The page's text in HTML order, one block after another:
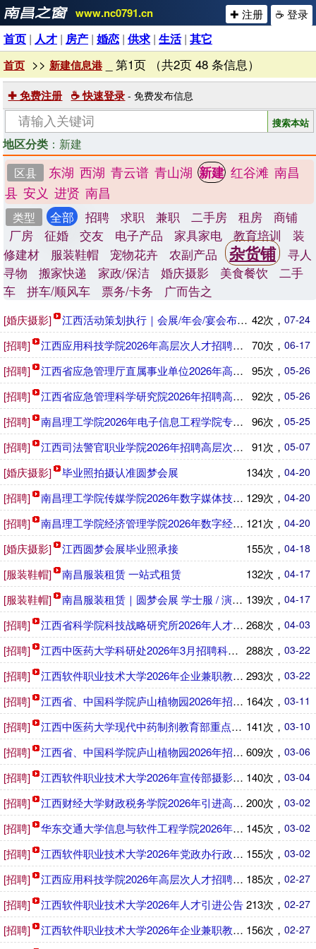
www.nc0791.cn ☕ 登录
✚ 注册
首页 | 人才 | 房产 | 婚恋 | 供求| 生活| 其它
首页 >> 新建信息港_ 第1页 （共2页 48 条信息）
✚ 免费注册 ☕ 快速登录 - 免费发布信息
地区分类 ：新建
区县
东湖 西湖 青云谱 青山湖 新建 红谷滩 南昌
县 安义 进贤 南昌
类型 全部 招聘 求职 兼职 二手房 租房
商铺
厂房
征婚 交友 电子产品 家具家电 教育培训
装
修建材
服装鞋帽 宠物花卉 农副产品 杂货铺
寻人
寻物
搬家快递 家政/保洁 婚庆摄影 美食餐饮
二手
车
拼车/顺风车 票务/卡务 广而告之
07-24
42次，
[婚庆摄影] 江西活动策划执行｜会展/年会/宴会布置一站式
06-17
70次，
[招聘] 江西应用科技学院2026年高层次人才招聘公告
05-26
95次，
[招聘] 江西省应急管理厅直属事业单位2026年高层次人才招聘公告
05-26
92次，
[招聘] 江西省应急管理科学研究院2026年招聘高层次人才公告
05-25
96次，
[招聘] 南昌理工学院2026年电子信息工程学院专任教师招聘公告
05-07
91次，
[招聘] 江西司法警官职业学院2026年招聘高层次人才公告
04-20
134次，
[婚庆摄影] 毕业照拍摄认准圆梦会展
04-20
129次，
[招聘] 南昌理工学院传媒学院2026年数字媒体技术学科专业带头人
04-20
121次，
[招聘] 南昌理工学院经济管理学院2026年数字经济学科专业带头人
04-18
155次，
[婚庆摄影] 江西圆梦会展毕业照承接
04-17
132次，
[服装鞋帽] 南昌服装租赁 一站式租赁
04-17
139次，
[服装鞋帽] 南昌服装租赁｜圆梦会展 学士服 / 演出服 / 礼服 /
04-03
268次，
[招聘] 江西省科学院科技战略研究所2026年人才招聘公告
03-22
288次，
[招聘] 江西中医药大学科研处2026年3月招聘科研助理公告
03-22
293次，
[招聘] 江西软件职业技术大学2026年企业兼职教师招聘公告
03-11
164次，
[招聘] 江西省、中国科学院庐山植物园2026年招聘科研助理岗位人
03-10
141次，
[招聘] 江西中医药大学现代中药制剂教育部重点实验室2026年3月
03-06
609次，
[招聘] 江西省、中国科学院庐山植物园2026年招聘1名科研助理公
03-04
140次，
[招聘] 江西软件职业技术大学2026年宣传部摄影岗招聘公告
03-02
200次，
[招聘] 江西财经大学财政税务学院2026年引进高层次人才公告
03-02
145次，
[招聘] 华东交通大学信息与软件工程学院2026年招聘人才公告
03-02
155次，
[招聘] 江西软件职业技术大学2026年党政办行政干事招聘公告
02-27
185次，
[招聘] 江西应用科技学院2026年高层次人才招聘公告
02-27
213次，
[招聘] 江西软件职业技术大学2026年人才引进公告
02-27
156次，
[招聘] 江西软件职业技术大学2026年企业兼职教师招聘公告